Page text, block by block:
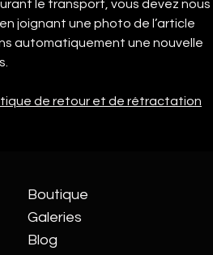
le transport, vous devez nous
joignant une photo de l’article
automatiquement une nouvelle
de retour et de rétractation
Boutique
Galeries
Blog